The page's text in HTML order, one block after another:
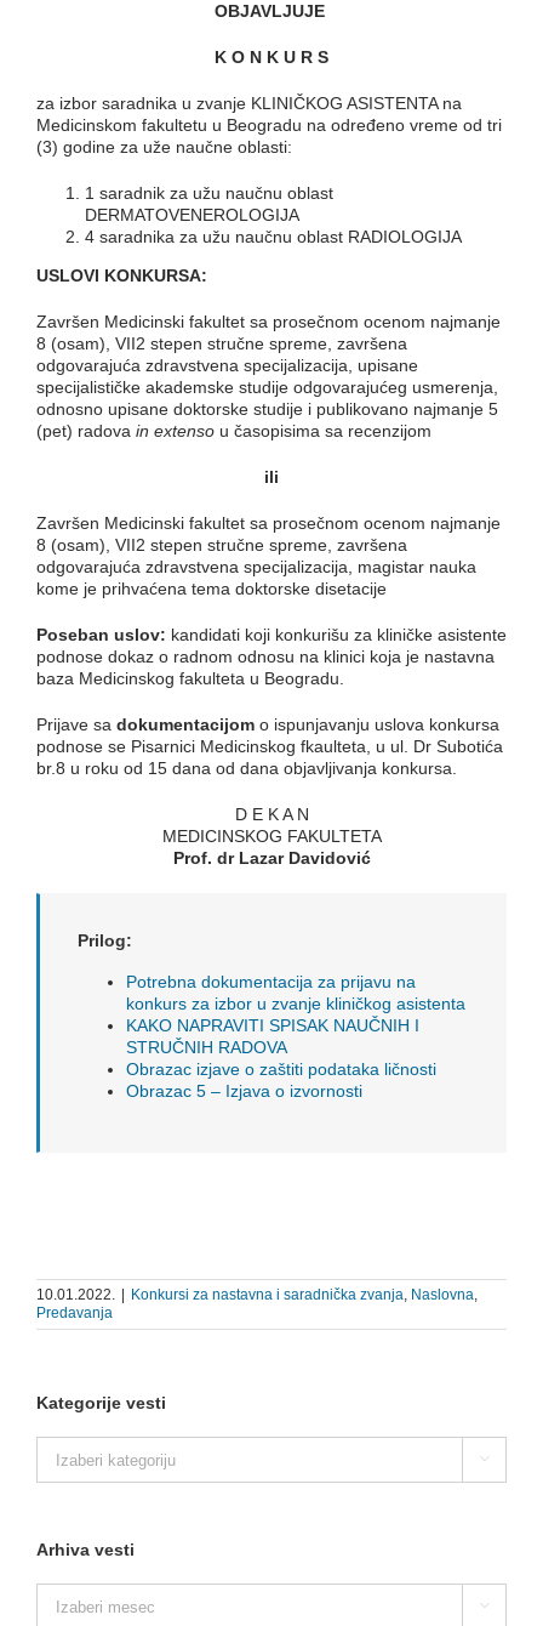
OBJAVLJUJE
K O N K U R S
za izbor saradnika u zvanje KLINIČKOG ASISTENTA na
Medicinskom fakultetu u Beogradu na određeno vreme od tri
(3) godine za uže naučne oblasti:
1 saradnik za užu naučnu oblast
DERMATOVENEROLOGIJA
4 saradnika za užu naučnu oblast RADIOLOGIJA
USLOVI KONKURSA:
Završen Medicinski fakultet sa prosečnom ocenom najmanje
8 (osam), VII2 stepen stručne spreme, završena
odgovarajuća zdravstvena specijalizacija, upisane
specijalističke akademske studije odgovarajućeg usmerenja,
odnosno upisane doktorske studije i publikovano najmanje 5
(pet) radova in extenso u časopisima sa recenzijom
ili
Završen Medicinski fakultet sa prosečnom ocenom najmanje
8 (osam), VII2 stepen stručne spreme, završena
odgovarajuća zdravstvena specijalizacija, magistar nauka
kome je prihvaćena tema doktorske disetacije
Poseban uslov: kandidati koji konkurišu za kliničke asistente
podnose dokaz o radnom odnosu na klinici koja je nastavna
baza Medicinskog fakulteta u Beogradu.
Prijave sa dokumentacijom o ispunjavanju uslova konkursa
podnose se Pisarnici Medicinskog fkaulteta, u ul. Dr Subotića
br.8 u roku od 15 dana od dana objavljivanja konkursa.
D E K A N
MEDICINSKOG FAKULTETA
Prof. dr Lazar Davidović
Prilog:
Potrebna dokumentacija za prijavu na
konkurs za izbor u zvanje kliničkog asistenta
KAKO NAPRAVITI SPISAK NAUČNIH I
STRUČNIH RADOVA
Obrazac izjave o zaštiti podataka ličnosti
Obrazac 5 – Izjava o izvornosti
10.01.2022. Konkursi za nastavna i saradnička zvanja, Naslovna,
Predavanja
Kategorije vesti
vesti

Arhiva vesti
vesti
